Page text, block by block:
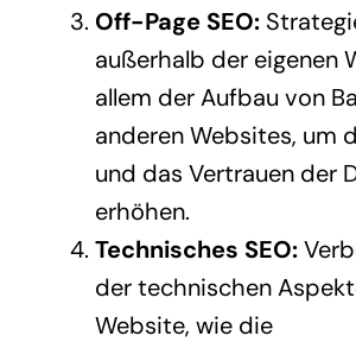
Off-Page SEO:
außerhalb der eigenen
allem der Aufbau von
anderen Websites, um
und das Vertrauen der
erhöhen.
Technisches SEO:
der technischen
Website, wie die